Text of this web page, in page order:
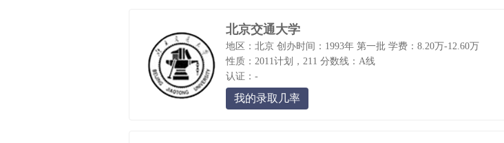
北京交通大学
地区：北京 创办时间：1993年 第一批 学费：8.20万-12.60万
性质：2011计划，211 分数线：A线
认证：-
我的录取几率